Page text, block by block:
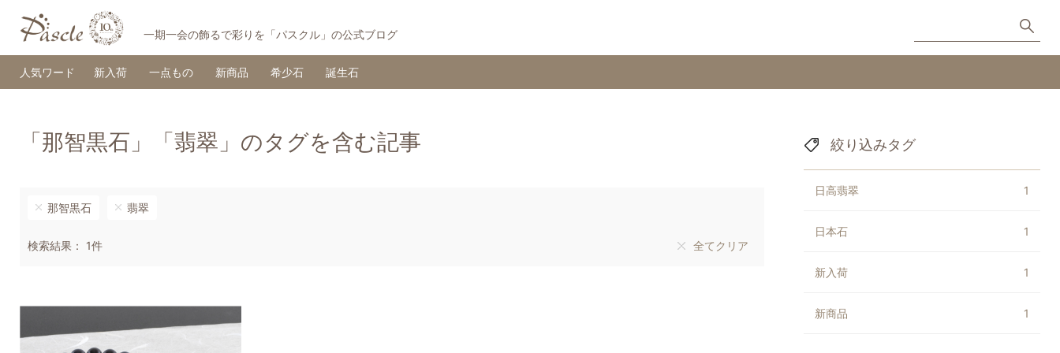
一期一会の飾るで彩りを「パスクル」の公式ブログ
人気ワード 新入荷 一点もの 新商品 希少石 誕生石
「那智黒石」「翡翠」のタグを含む記事
那智黒石 翡翠
検索結果： 1件 全てクリア
絞り込みタグ
日高翡翠 1
日本石 1
新入荷 1
新商品 1